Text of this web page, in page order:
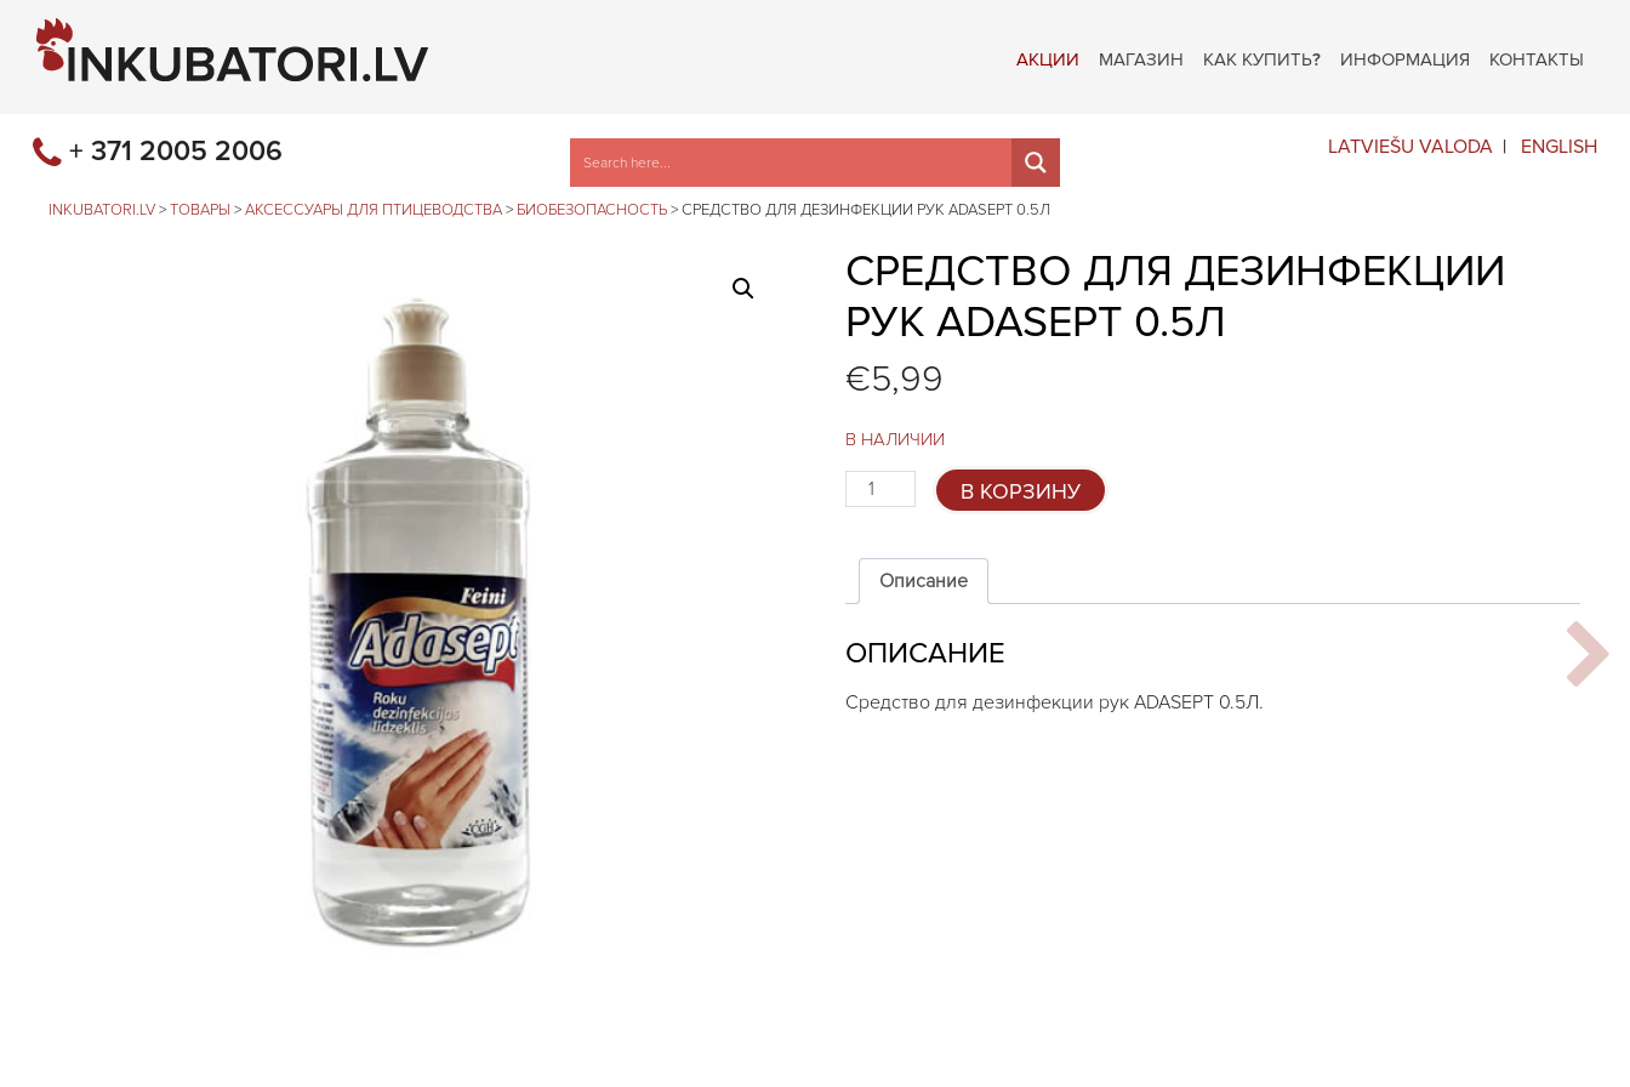
АКЦИИ МАГАЗИН КАК КУПИТЬ? ИНФОРМАЦИЯ КОНТАКТЫ
LATVIEŠU VALODA ENGLISH
+ 371 2005 2006
INKUBATORI.LV > ТОВАРЫ > АКСЕССУАРЫ ДЛЯ ПТИЦЕВОДСТВА > БИОБЕЗОПАСНОСТЬ > СРЕДСТВО ДЛЯ ДЕЗИНФЕКЦИИ РУК ADASEPT 0.5Л
СРЕДСТВО ДЛЯ ДЕЗИНФЕКЦИИ
РУК ADASEPT 0.5Л
€5,99
В НАЛИЧИИ
Количество
товара
для
дезинфекции
рук
0.5Л
В КОРЗИНУ
Описание
ОПИСАНИЕ
Средство для дезинфекции рук ADASEPT 0.5Л.